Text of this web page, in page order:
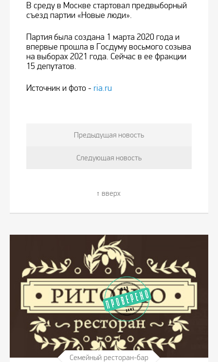
В среду в Москве стартовал предвыборный
съезд партии «Новые люди».
Партия была создана 1 марта 2020 года и
впервые прошла в Госдуму восьмого созыва
на выборах 2021 года. Сейчас в ее фракции
15 депутатов.
Источник и фото - ria.ru
Предыдущая новость
Следующая новость
вверх
Семейный ресторан-бар